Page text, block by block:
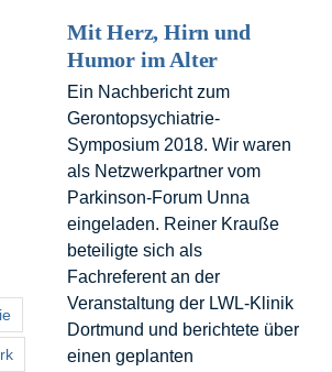
Mit Herz, Hirn und
Humor im Alter
Ein Nachbericht zum
Gerontopsychiatrie-
Symposium 2018. Wir waren
als Netzwerkpartner vom
Parkinson-Forum Unna
eingeladen. Reiner Krauße
beteiligte sich als
Fachreferent an der
Veranstaltung der LWL-Klinik
Dortmund und berichtete über
einen geplanten